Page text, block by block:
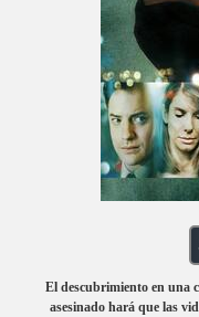
El descubrimiento en una
asesinado hará que las